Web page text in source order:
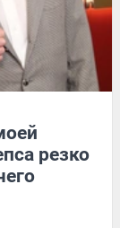
резко